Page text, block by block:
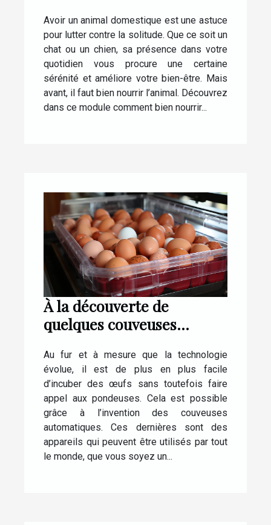
Avoir un animal domestique est une astuce
pour lutter contre la solitude. Que ce soit un
chat ou un chien, sa présence dans votre
quotidien vous procure une certaine
sérénité et améliore votre bien-être. Mais
avant, il faut bien nourrir l’animal. Découvrez
dans ce module comment bien nourrir...
À la découverte de
quelques couveuses
de poule
Au fur et à mesure que la technologie
évolue, il est de plus en plus facile
d’incuber des œufs sans toutefois faire
appel aux pondeuses. Cela est possible
grâce à l’invention des couveuses
automatiques. Ces dernières sont des
appareils qui peuvent être utilisés par tout
le monde, que vous soyez un...